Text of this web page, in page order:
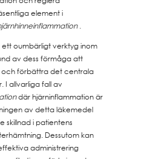
element i
.
ett oumbärligt verktyg inom
av dess förmåga att
och förbättra det centrala
I allvarliga fall av
där hjärninflammation är
av detta läkemedel
skillnad i patientens
Dessutom kan
administrering